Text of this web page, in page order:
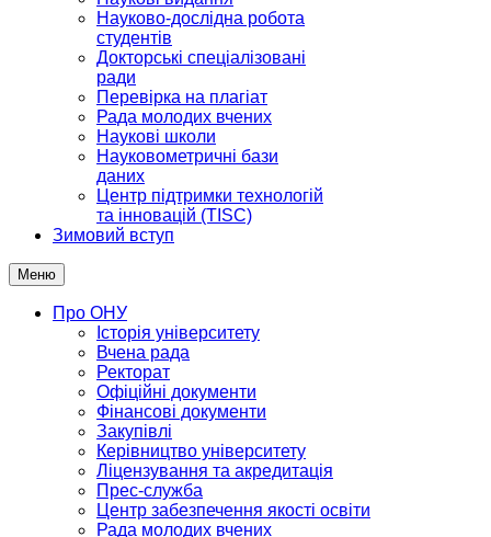
Науково-дослідна робота
студентів
Докторські спеціалізовані
ради
Перевірка на плагіат
Рада молодих вчених
Наукові школи
Науковометричні бази
даних
Центр підтримки технологій
та інновацій (TISC)
Зимовий вступ
Меню
Про ОНУ
Історія університету
Вчена рада
Ректорат
Офіційні документи
Фінансові документи
Закупівлі
Керівництво університету
Ліцензування та акредитація
Прес-служба
Центр забезпечення якості освіти
Рада молодих вчених